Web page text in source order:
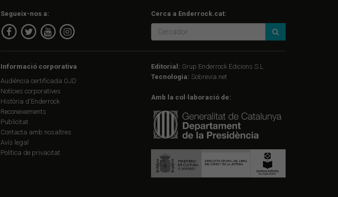
Segueix-nos a: Cerca a Enderrock.cat:
Informació corporativa
Audiència certificada OJD
Notícies corporatives
Història d'Enderrock
Reconeixements
Publicitat
Contacta amb nosaltres
Avís legal
Política de privacitat
Editorial: Grup Enderrock Edicions S.L.
Tecnologia: Sobrevia.net
Amb la col·laboració de: